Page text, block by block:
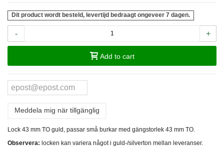
Dit product wordt besteld, levertijd bedraagt ongeveer 7 dagen.
- +
Add to cart
Meddela mig när tillgänglig
Lock 43 mm TO guld, passar små burkar med gängstorlek 43 mm TO.
Observera: locken kan variera något i guld-/silverton mellan leveranser.